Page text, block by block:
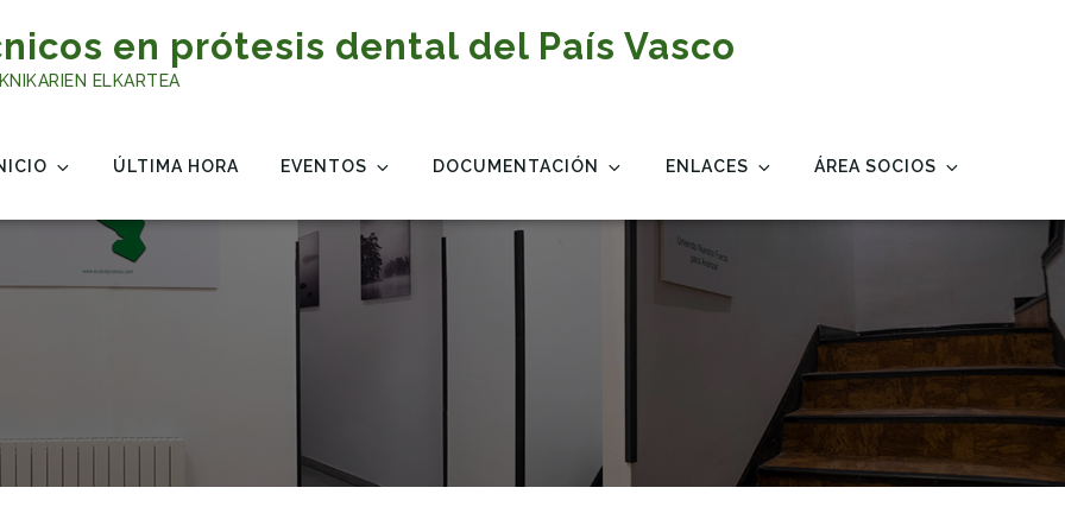
en prótesis dental del País Vasco
ELKARTEA
ÚLTIMA HORA EVENTOS DOCUMENTACIÓN ENLACES ÁREA SOCIOS